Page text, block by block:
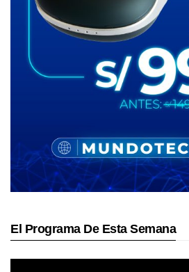
El Programa De Esta Semana